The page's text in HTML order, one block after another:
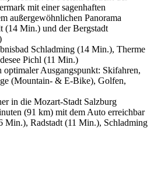
mit einer sagenhaften
außergewöhnlichen Panorama
(14 Min.) und der Bergstadt
Schladming (14 Min.), Therme
Pichl (11 Min.)
optimaler Ausgangspunkt: Skifahren,
(Mountain- & E-Bike), Golfen,
in die Mozart-Stadt Salzburg
(91 km) mit dem Auto erreichbar
Min.), Radstadt (11 Min.), Schladming